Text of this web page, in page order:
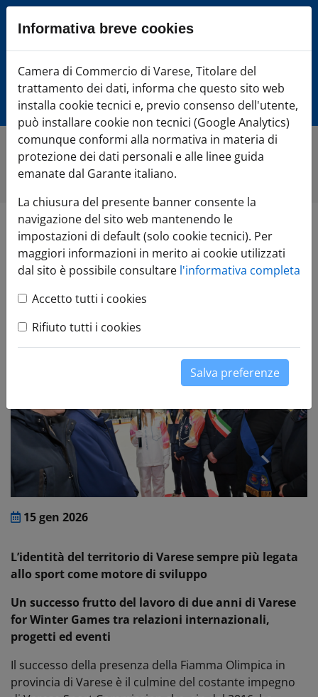
Sezione salto blocchi
Vai alla sezione dedicata alle informazioni correlate
Vai al footer
Camera di Commercio Varese
Home»Comunicazione»Tutte le notizie»La Fiamma
Olimpica accende il polo del ghiaccio
La Fiamma Olimpica
accende il polo del
ghiaccio
15 gen 2026
L’identità del territorio di Varese sempre più legata
allo sport come motore di sviluppo
Un successo frutto del lavoro di due anni di Varese
for Winter Games tra relazioni internazionali,
progetti ed eventi
Il successo della presenza della Fiamma Olimpica in
provincia di Varese è il culmine del costante impegno
Informativa breve cookies
Camera di Commercio di Varese, Titolare del
trattamento dei dati, informa che questo sito web
installa cookie tecnici e, previo consenso dell'utente,
può installare cookie non tecnici (Google Analytics)
comunque conformi alla normativa in materia di
protezione dei dati personali e alle linee guida
emanate dal Garante italiano.
La chiusura del presente banner consente la
navigazione del sito web mantenendo le
impostazioni di default (solo cookie tecnici). Per
maggiori informazioni in merito ai cookie utilizzati
dal sito è possibile consultare l'informativa completa
Accetto tutti i cookies
Rifiuto tutti i cookies
Salva preferenze